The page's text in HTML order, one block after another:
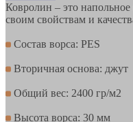
Ковролин – это
своим свойствам и
Состав ворса: PES
Вторичная основа: джут
Общий вес: 2400 гр/м2
Высота ворса: 30 мм